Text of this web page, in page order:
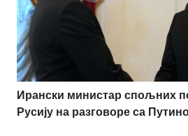
Ирански министар спољних
Русију на разговоре са